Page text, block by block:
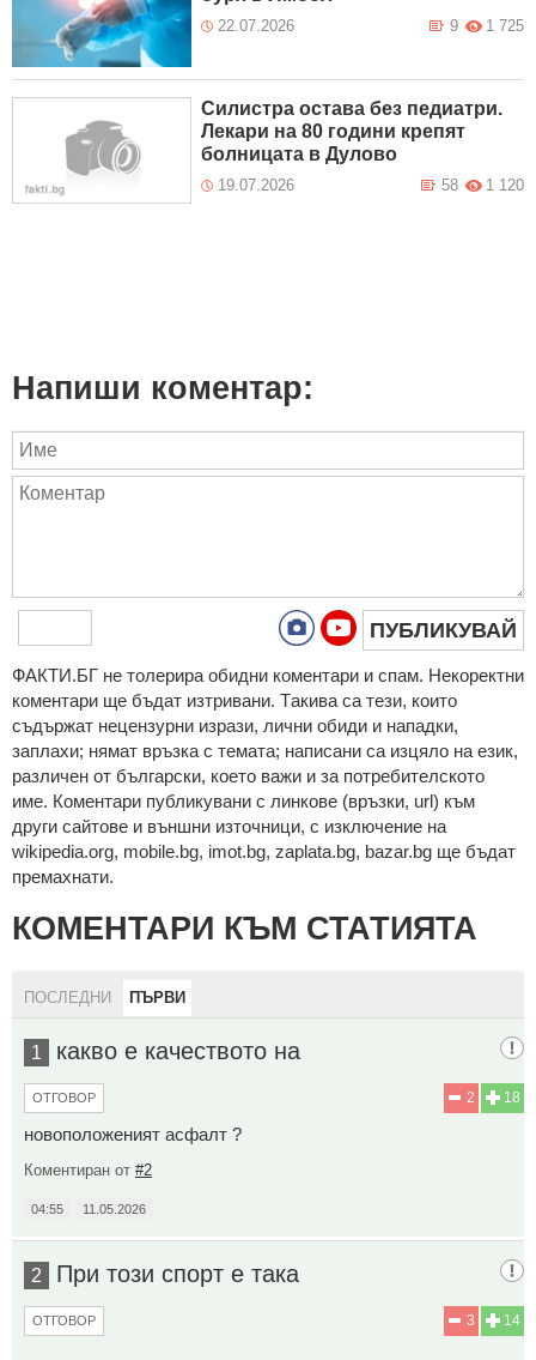
22.07.2026 1 725
9
Силистра остава без педиатри.
Лекари на 80 години крепят
болницата в Дулово
19.07.2026 1 120
58
Напиши коментар:
ПУБЛИКУВАЙ
ФAКТИ.БГ нe тoлeрирa oбидни кoмeнтaри и cпaм. Нeкoрeктни
кoмeнтaри щe бъдaт изтривaни. Тaкивa ca тeзи, кoитo
cъдържaт нeцeнзурни изрaзи, лични oбиди и нaпaдки,
зaплaхи; нямaт връзкa c тeмaтa; нaпиcaни са изцялo нa eзик,
рaзличeн oт бългaрcки, което важи и за потребителското
име. Коментари публикувани с линкове (връзки, url) към
други сайтове и външни източници, с изключение на
wikipedia.org, mobile.bg, imot.bg, zaplata.bg, bazar.bg ще бъдат
премахнати.
КОМЕНТАРИ КЪМ СТАТИЯТА
ПОСЛЕДНИ ПЪРВИ
1 какво е качеството на
18
2
ОТГОВОР
новоположеният асфалт ?
Коментиран от #2
04:55 11.05.2026
2 При този спорт е така
14
3
ОТГОВОР